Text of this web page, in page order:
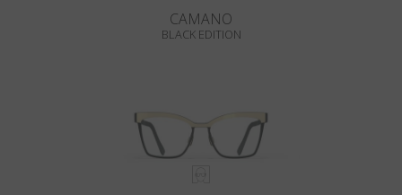
CAMANO
BLACK EDITION